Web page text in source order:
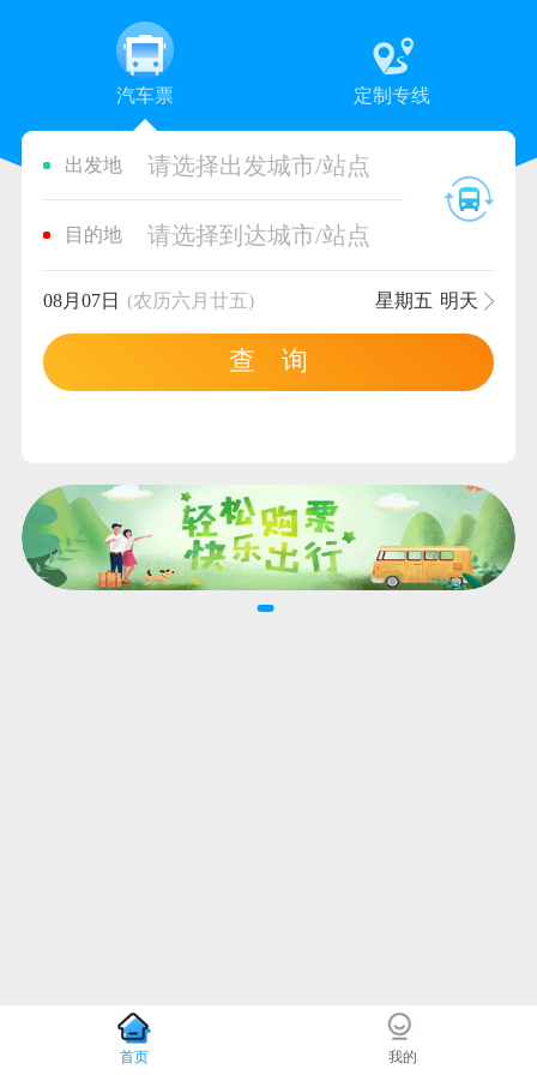
汽车票 定制专线
出发地 请选择出发城市/站点
目的地 请选择到达城市/站点
08月07日 (农历六月廿五) 星期五 明天
查 询
首页 我的